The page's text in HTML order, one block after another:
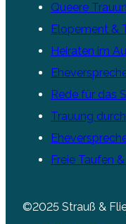
Queere
Elopement &
Heiraten im
Rede für das
Trauung
Freie Taufen
©2025 Strauß &